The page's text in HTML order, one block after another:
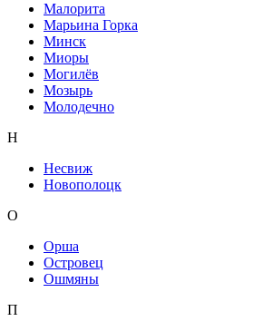
Малорита
Марьина Горка
Минск
Миоры
Могилёв
Мозырь
Молодечно
Н
Несвиж
Новополоцк
О
Орша
Островец
Ошмяны
П